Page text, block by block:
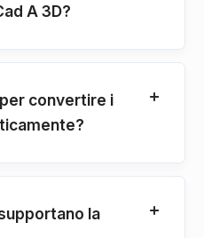
A 3D?
convertire i
la